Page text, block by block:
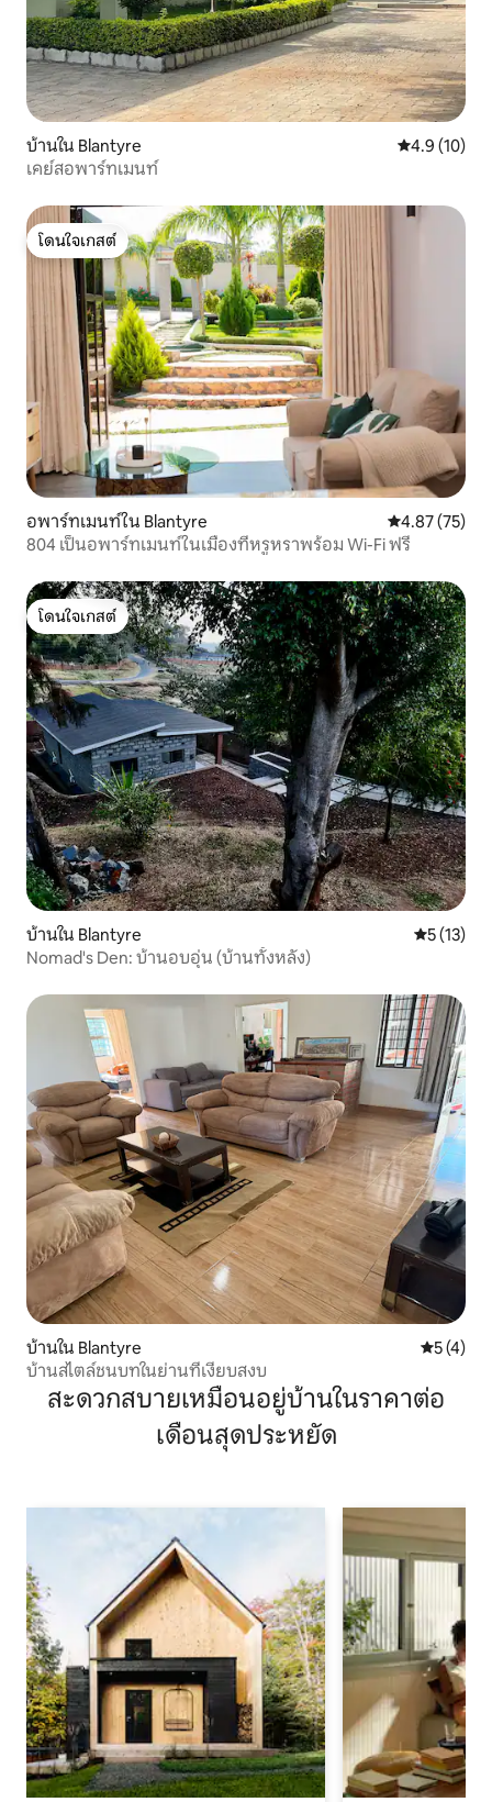
บ้านใน Blantyre คะแนนเฉลี่ย
4.9 (10)
เคย์สอพาร์ทเมนท์
โดนใจเกสต์
โดนใจเกสต์
อพาร์ทเมนท์ใน Blantyre คะแนนเฉลี่ย
4.87 (75)
804 เป็นอพาร์ทเมนท์ในเมืองที่หรูหราพร้อม Wi-Fi ฟรี
โดนใจเกสต์
โดนใจเกสต์
บ้านใน Blantyre คะแนนเฉลี่
5 (13)
Nomad's Den: บ้านอบอุ่น (บ้านทั้งหลัง)
บ้านใน Blantyre คะแนนเฉ
5 (4)
บ้านสไตล์ชนบทในย่านที่เงียบสงบ
สะดวกสบายเหมือนอยู่บ้านในราคาต่อ
เดือนสุดประหยัด